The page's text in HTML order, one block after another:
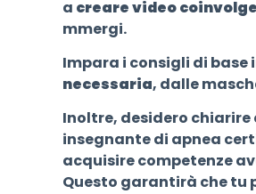
a creare video
mmergi.
Impara i consigli di base
necessaria, dalle
Inoltre, desidero chiarire
insegnante di apnea
acquisire competenze
Questo garantirà che tu